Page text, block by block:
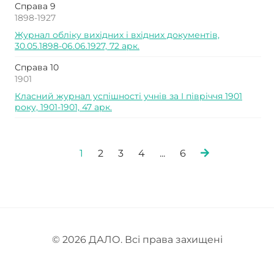
Справа 9
1898-1927
Журнал обліку вихідних і вхідних документів,
30.05.1898-06.06.1927, 72 арк.
Справа 10
1901
Класний журнал успішності учнів за I півріччя 1901
року, 1901-1901, 47 арк.
1 2 3 4 ... 6
© 2026 ДАЛО. Всі права захищені